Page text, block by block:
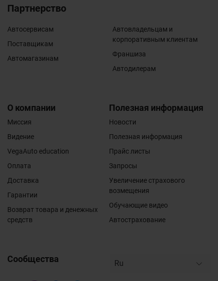
Партнерство
Автосервисам
Поставщикам
Автомагазинам
Автовладельцам и
корпоративным клиентам
Франшиза
Автодилерам
О компании
Миссия
Видение
VegaAuto education
Оплата
Доставка
Гарантии
Возврат товара и денежных
средств
Полезная информация
Новости
Полезная информация
Прайс листы
Запросы
Увеличение страхового
возмещения
Обучающие видео
Автострахование
Сообщества